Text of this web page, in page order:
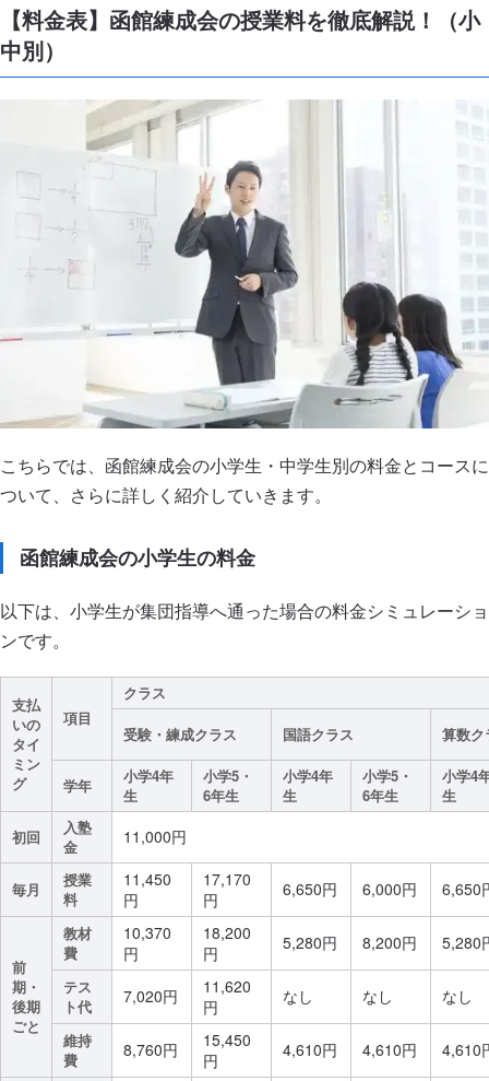
【料金表】函館練成会の授業料を徹底解説！（小
中別）
こちらでは、函館練成会の小学生・中学生別の料金とコースに
ついて、さらに詳しく紹介していきます。
函館練成会の小学生の料金
以下は、小学生が集団指導へ通った場合の料金シミュレーショ
ンです。
支払
いの
タイ
ミン
グ
項目
クラス
受験・練成クラス
国語クラス 算数ク
学年
小学4年
生
小学5・
6年生
小学4年
生
小学5・
6年生
小学4
生
初回
入塾
金
11,000円
毎月
授業
料
11,450
円
17,170
円
6,650円 6,000円 6,650
前
期・
後期
ごと
教材
費
10,370
円
18,200
円
5,280円 8,200円 5,280
テス
ト代
7,020円
11,620
円
なし なし なし
維持
費
8,760円
15,450
円
4,610円 4,610円 4,610